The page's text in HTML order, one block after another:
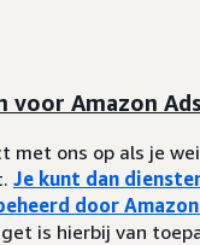
voor Amazon Ads
met ons op als je
Je kunt dan
door
is hierbij van